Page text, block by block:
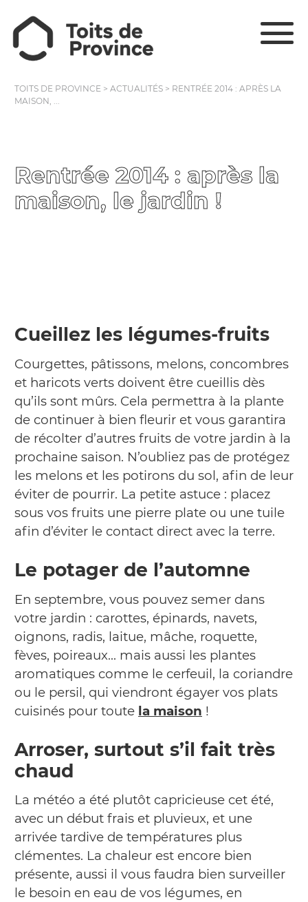
TOITS DE PROVINCE > ACTUALITÉS > RENTRÉE 2014 : APRÈS LA
MAISON, ...
Rentrée 2014 : après la
maison, le jardin !
Cueillez les légumes-fruits
Courgettes, pâtissons, melons, concombres
et haricots verts doivent être cueillis dès
qu’ils sont mûrs. Cela permettra à la plante
de continuer à bien fleurir et vous garantira
de récolter d’autres fruits de votre jardin à la
prochaine saison. N’oubliez pas de protégez
les melons et les potirons du sol, afin de leur
éviter de pourrir. La petite astuce : placez
sous vos fruits une pierre plate ou une tuile
afin d’éviter le contact direct avec la terre.
Le potager de l’automne
En septembre, vous pouvez semer dans
votre jardin : carottes, épinards, navets,
oignons, radis, laitue, mâche, roquette,
fèves, poireaux… mais aussi les plantes
aromatiques comme le cerfeuil, la coriandre
ou le persil, qui viendront égayer vos plats
cuisinés pour toute la maison !
Arroser, surtout s’il fait très
chaud
La météo a été plutôt capricieuse cet été,
avec un début frais et pluvieux, et une
arrivée tardive de températures plus
clémentes. La chaleur est encore bien
présente, aussi il vous faudra bien surveiller
le besoin en eau de vos légumes, en